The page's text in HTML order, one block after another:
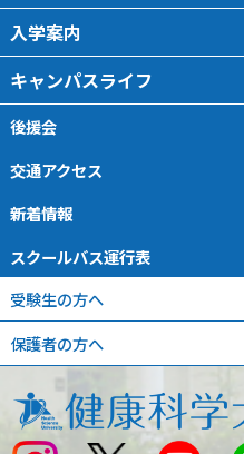
入学案内
キャンパスライフ
後援会
交通アクセス
新着情報
スクールバス運行表
受験生の方へ
保護者の方へ